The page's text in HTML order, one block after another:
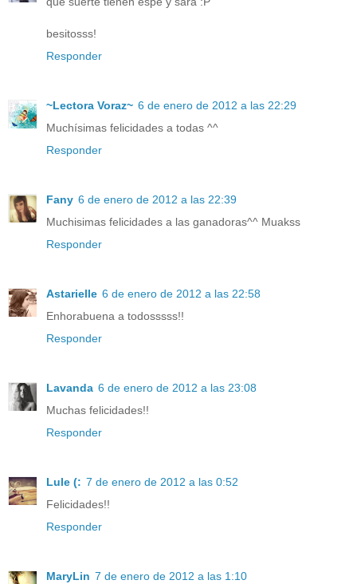
besitosss!
Responder
~Lectora Voraz~ 6 de enero de 2012 a las 22:29
Muchísimas felicidades a todas ^^
Responder
Fany 6 de enero de 2012 a las 22:39
Muchisimas felicidades a las ganadoras^^ Muakss
Responder
Astarielle 6 de enero de 2012 a las 22:58
Enhorabuena a todosssss!!
Responder
Lavanda 6 de enero de 2012 a las 23:08
Muchas felicidades!!
Responder
Lule (: 7 de enero de 2012 a las 0:52
Felicidades!!
Responder
MaryLin 7 de enero de 2012 a las 1:10